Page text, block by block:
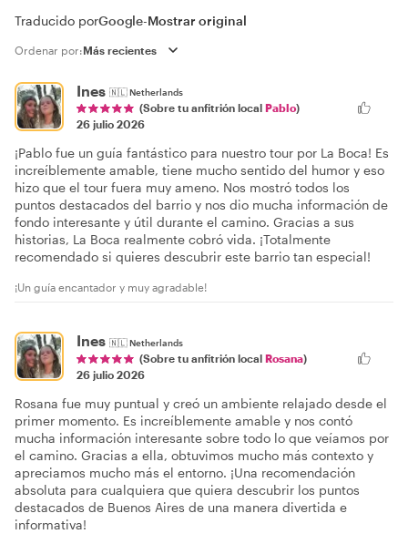
Traducido porGoogle-Mostrar original
Ordenar por:
Ines 🇳🇱Netherlands
(Sobre tu anfitrión local Pablo)
26 julio 2026
¡Pablo fue un guía fantástico para nuestro tour por La Boca! Es
increíblemente amable, tiene mucho sentido del humor y eso
hizo que el tour fuera muy ameno. Nos mostró todos los
puntos destacados del barrio y nos dio mucha información de
fondo interesante y útil durante el camino. Gracias a sus
historias, La Boca realmente cobró vida. ¡Totalmente
recomendado si quieres descubrir este barrio tan especial!
¡Un guía encantador y muy agradable!
Ines 🇳🇱Netherlands
(Sobre tu anfitrión local Rosana)
26 julio 2026
Rosana fue muy puntual y creó un ambiente relajado desde el
primer momento. Es increíblemente amable y nos contó
mucha información interesante sobre todo lo que veíamos por
el camino. Gracias a ella, obtuvimos mucho más contexto y
apreciamos mucho más el entorno. ¡Una recomendación
absoluta para cualquiera que quiera descubrir los puntos
destacados de Buenos Aires de una manera divertida e
informativa!